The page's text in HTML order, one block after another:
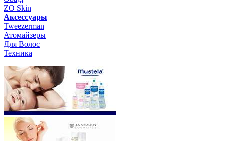
ZO Skin
Aксессуары
Tweezerman
Атомайзеры
Для Волос
Техника